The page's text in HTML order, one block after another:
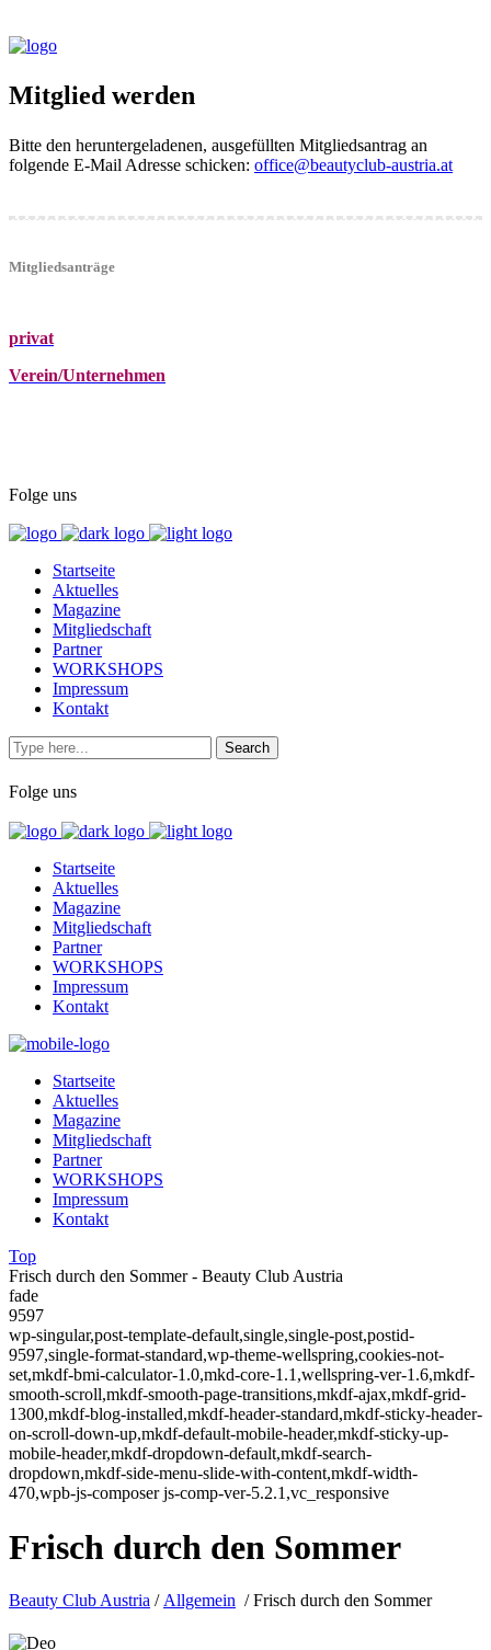
Mitglied werden
Bitte den heruntergeladenen, ausgefüllten Mitgliedsantrag an
folgende E-Mail Adresse schicken: office@beautyclub-austria.at
Mitgliedsanträge
privat
Verein/Unternehmen
Folge uns
Startseite
Aktuelles
Magazine
Mitgliedschaft
Partner
WORKSHOPS
Impressum
Kontakt
Folge uns
Startseite
Aktuelles
Magazine
Mitgliedschaft
Partner
WORKSHOPS
Impressum
Kontakt
Startseite
Aktuelles
Magazine
Mitgliedschaft
Partner
WORKSHOPS
Impressum
Kontakt
Top
Frisch durch den Sommer - Beauty Club Austria
fade
9597
wp-singular,post-template-default,single,single-post,postid-
9597,single-format-standard,wp-theme-wellspring,cookies-not-
set,mkdf-bmi-calculator-1.0,mkd-core-1.1,wellspring-ver-1.6,mkdf-
smooth-scroll,mkdf-smooth-page-transitions,mkdf-ajax,mkdf-grid-
1300,mkdf-blog-installed,mkdf-header-standard,mkdf-sticky-header-
on-scroll-down-up,mkdf-default-mobile-header,mkdf-sticky-up-
mobile-header,mkdf-dropdown-default,mkdf-search-
dropdown,mkdf-side-menu-slide-with-content,mkdf-width-
470,wpb-js-composer js-comp-ver-5.2.1,vc_responsive
Frisch durch den Sommer
Beauty Club Austria / Allgemein /Frisch durch den Sommer